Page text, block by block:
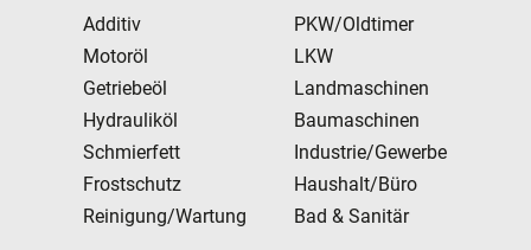
Additiv
Motoröl
Getriebeöl
Hydrauliköl
Schmierfett
Frostschutz
Reinigung/Wartung
PKW/Oldtimer
LKW
Landmaschinen
Baumaschinen
Industrie/Gewerbe
Haushalt/Büro
Bad & Sanitär